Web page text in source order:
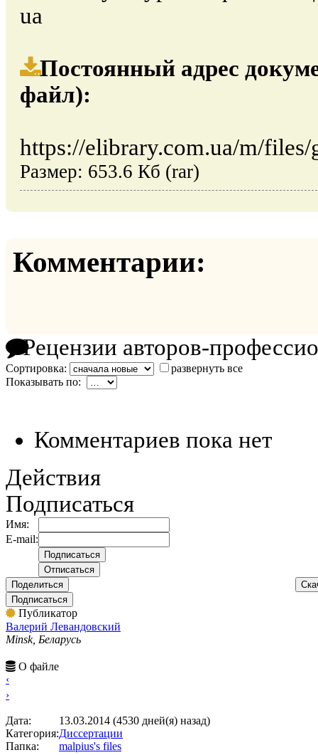
ua
Постоянный адрес
файл):
https://elibrary.com.ua/m/
Размер: 653.6 Кб (rar)
Комментарии:
Рецензии авторов-
Сортировка:
развернуть все
Показывать по:
Комментариев пока нет
Действия
Подписаться
Имя:
E-mail:
Поделиться
Подписаться
Публикатор
Валерий Левандовский
Minsk, Беларусь
О файле
‹
›
Дата:
13.03.2014 (4530 дней(я) назад)
Категория:Диссертации
Папка:
malpius's files